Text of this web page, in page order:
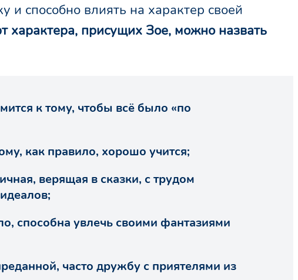
и способно влиять на характер своей
характера, присущих Зое, можно назвать
к тому, чтобы всё было «по
как правило, хорошо учится;
верящая в сказки, с трудом
способна увлечь своими фантазиями
часто дружбу с приятелями из